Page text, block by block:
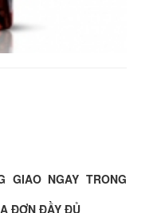
GIAO NGAY TRONG
ĐƠN ĐẦY ĐỦ